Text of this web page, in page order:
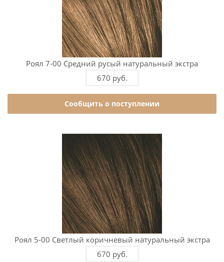
Роял 7-00 Средний русый натуральный экстра
670 руб.
Сообщить о поступлении
Роял 5-00 Светлый коричневый натуральный экстра
670 руб.